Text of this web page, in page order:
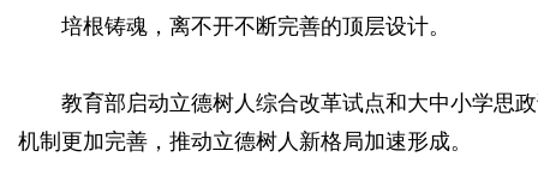
培根铸魂，离不开不断完善的顶层设计。
教育部启动立德树人综合改革试点和大中小学思
机制更加完善，推动立德树人新格局加速形成。